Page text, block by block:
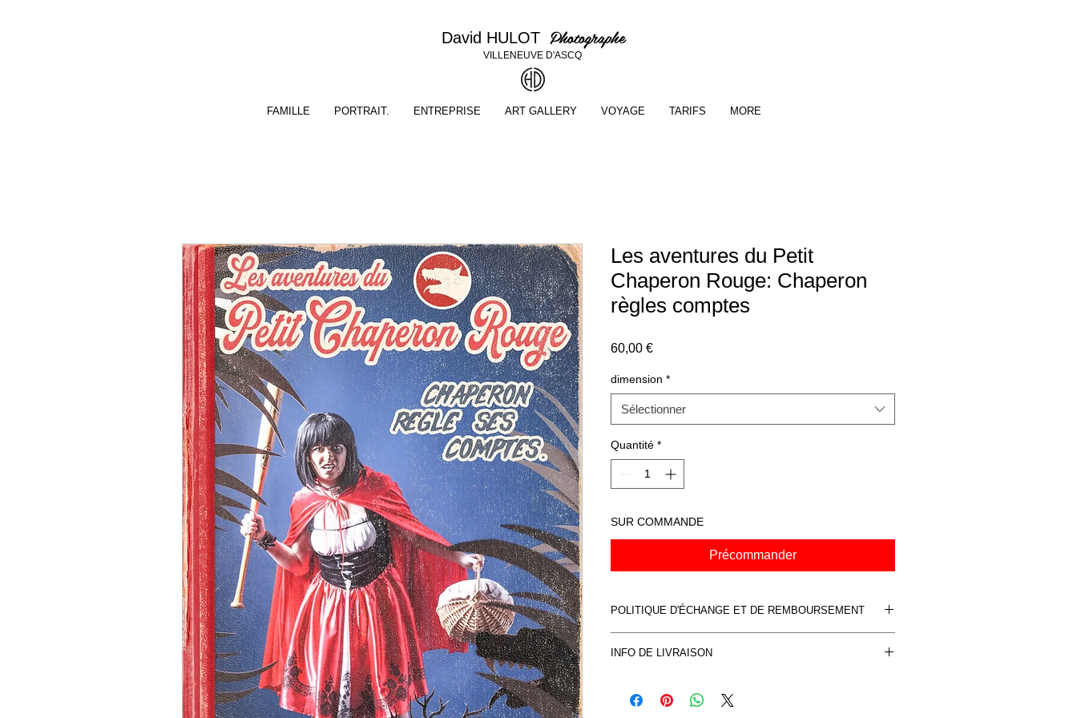
David HULOT Photographe
VILLENEUVE D'ASCQ
FAMILLE PORTRAIT. ENTREPRISE ART GALLERY VOYAGE TARIFS MORE
Les aventures du Petit
Chaperon Rouge: Chaperon
règles comptes
60,00 €Prix
dimension *
Sélectionner
Quantité *
SUR COMMANDE
Précommander
POLITIQUE D'ÉCHANGE ET DE REMBOURSEMENT
INFO DE LIVRAISON